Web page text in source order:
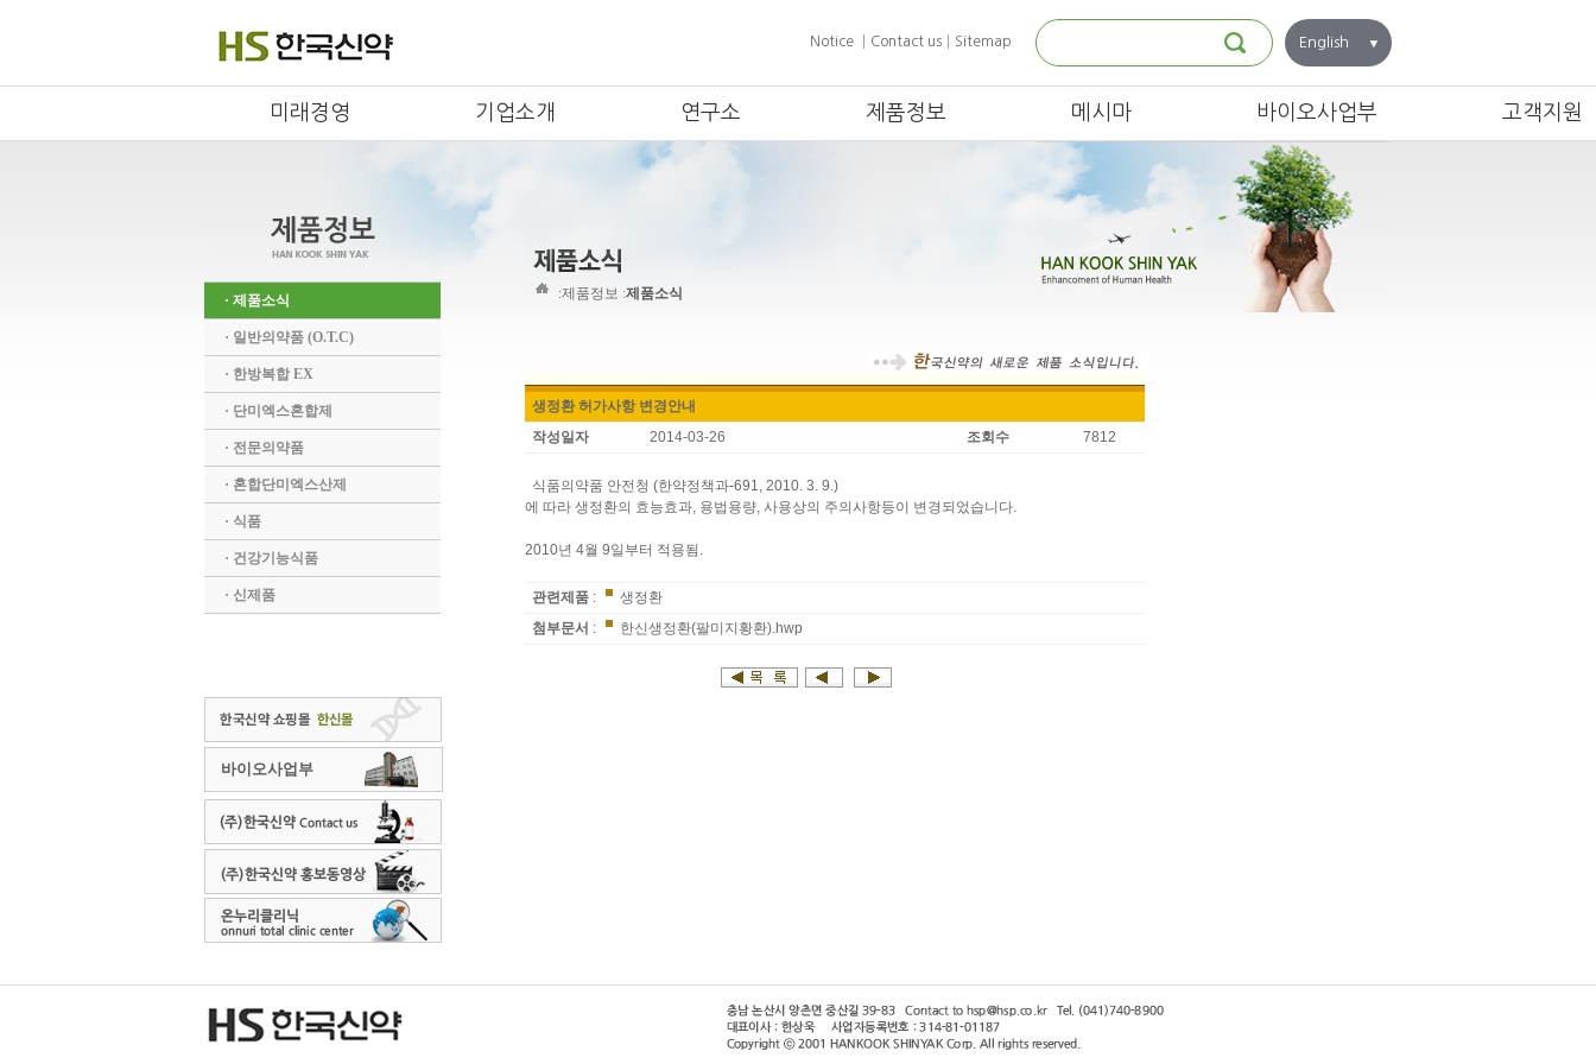
Notice Contact us Sitemap English
미래경영 기업소개 연구소 제품정보 메시마 바이오사업부 고객지원
· 제품소식
· 일반의약품 (O.T.C)
· 한방복합 EX
· 단미엑스혼합제
· 전문의약품
· 혼합단미엑스산제
· 식품
· 건강기능식품
· 신제품
바이오사업부
:제품정보 :제품소식
생정환 허가사항 변경안내
작성일자
2014-03-26 조회수 7812
식품의약품 안전청 (한약정책과-691, 2010. 3. 9.)
에 따라 생정환의 효능효과, 용법용량, 사용상의 주의사항등이 변경되었습니다.
2010년 4월 9일부터 적용됨.
관련제품 :
생정환
첨부문서 : 한신생정환(팔미지황환).hwp